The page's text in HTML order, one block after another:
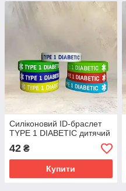
Силіконовий ID-браслет
TYPE 1 DIABETIC дитячий
42 ₴
Купити